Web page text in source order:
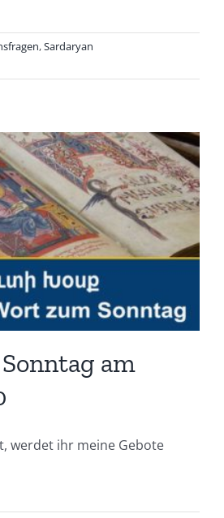
,Sardaryan
am
werdet ihr meine Gebote